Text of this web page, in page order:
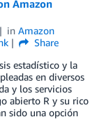
Amazon
in Amazon
Share
estadístico y la
en diversos
y los servicios
abierto R y su rico
sido una opción